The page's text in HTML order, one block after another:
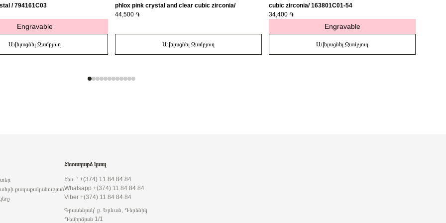
/ 794161C03
Engravable
Ավելացնել Զամբյուղ
phlox pink crystal and clear cubic zirconia/
163651C01-56
44,500 ֏
Ավելացնել Զամբյուղ
cubic zirconia/ 163801C01-54
34,400 ֏
Engravable
Ավելացնել Զամբյուղ
քաղաքականություն
Հետադարձ կապ
Հեռ․՝ +(374) 11 84 84 84
Whatsapp +(374) 11 84 84 84
Viber +(374) 11 84 84 84
Գրասենյակ՝ ք. Երևան, Դերենիկ
Դեմիրճյան 1/1